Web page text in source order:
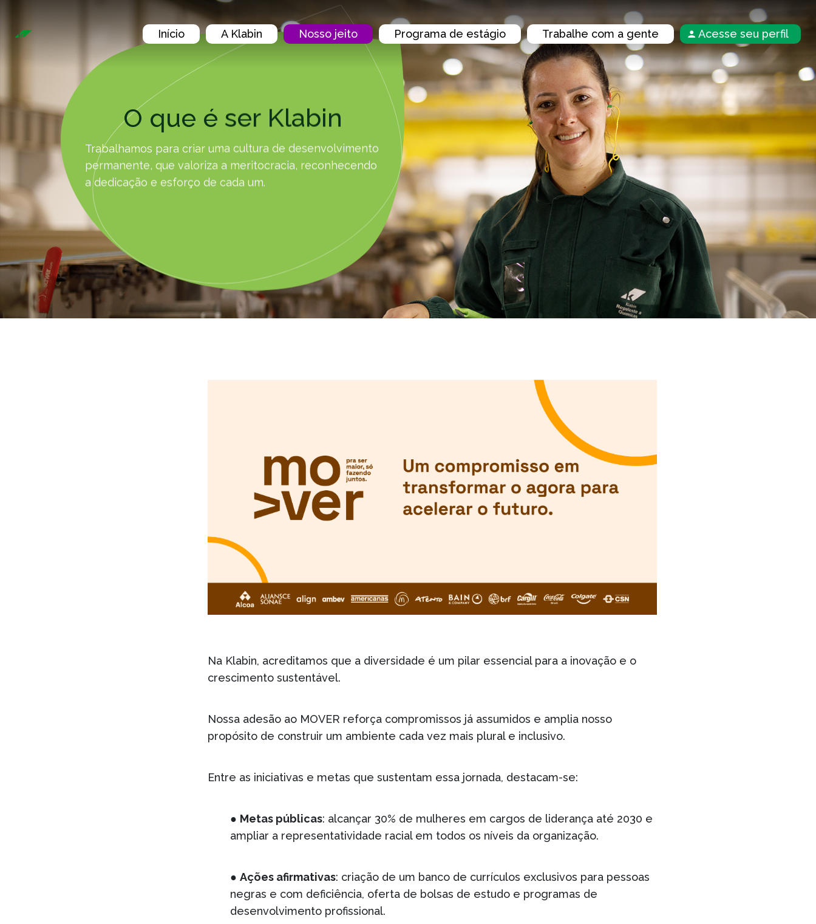
Início A Klabin Nosso jeito Programa de estágio Trabalhe com a gente Acesse seu perfil
O que é ser Klabin
Trabalhamos para criar uma cultura de desenvolvimento
permanente, que valoriza a meritocracia, reconhecendo
a dedicação e esforço de cada um.
Na Klabin, acreditamos que a diversidade é um pilar essencial para a inovação e o
crescimento sustentável.
Nossa adesão ao MOVER reforça compromissos já assumidos e amplia nosso
propósito de construir um ambiente cada vez mais plural e inclusivo.
Entre as iniciativas e metas que sustentam essa jornada, destacam-se:
● Metas públicas: alcançar 30% de mulheres em cargos de liderança até 2030 e
ampliar a representatividade racial em todos os níveis da organização.
● Ações afirmativas: criação de um banco de currículos exclusivos para pessoas
negras e com deficiência, oferta de bolsas de estudo e programas de
desenvolvimento profissional.